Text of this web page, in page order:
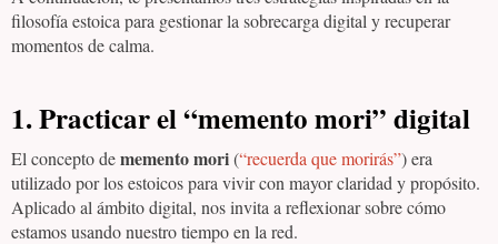
filosofía estoica para gestionar la sobrecarga digital y recuperar
momentos de calma.
1. Practicar el “memento mori” digital
El concepto dememento mori(“recuerda que morirás”) era
utilizado por los estoicos para vivir con mayor claridad y propósito.
Aplicado al ámbito digital, nos invita a reflexionar sobre cómo
estamos usando nuestro tiempo en la red.